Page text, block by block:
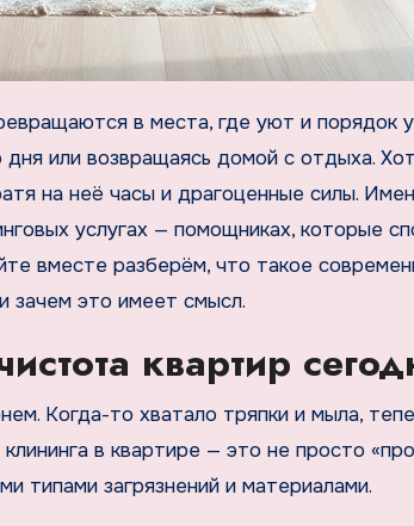
или возвращаясь домой с отдыха.
на неё часы и драгоценные силы.
услугах — помощниках, которые
вместе разберём, что такое
зачем это имеет смысл.
квартир
Когда-то хватало тряпки и мыла,
в квартире — это не просто
типами загрязнений и материалами.